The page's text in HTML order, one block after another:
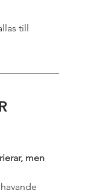
till
men